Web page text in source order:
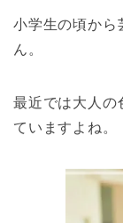
小学生の頃から
ん。
最近では大人の
ていますよね。